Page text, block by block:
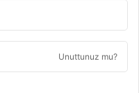
Unuttunuz mu?